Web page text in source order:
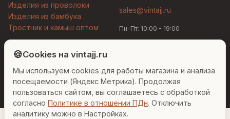
Изделия из проволоки
Изделия из бамбука
Тростник и камыш оптом
sales@vintajj.ru
Пн-Пт: 10:00 - 19:00
© 2026 Vintajj. Все права защищены.
Договор оферты
Политика конфиденциальности
Согласие на обработку ПДн
Настройки cookies
🍪Cookies на vintajj.ru
Мы используем cookies для работы магазина и анализа
посещаемости (Яндекс Метрика). Продолжая
пользоваться сайтом, вы соглашаетесь с обработкой
согласно Политике в отношении ПДн. Отключить
аналитику можно в Настройках.
Людмила
Привет! Я Людмила, ваш персональный
консультант по декору. Чем могу помочь?
Вазы для гостиной Подарок до 5000₽ Сочетание металлов